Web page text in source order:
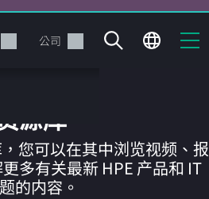
公司
资源库
您可以在其中浏览视频、报
多有关最新 HPE 产品和 IT
的内容。